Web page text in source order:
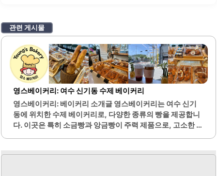
관련 게시물
영스베이커리: 여수 신기동 수제 베이커리
영스베이커리: 베이커리 소개글 영스베이커리는 여수 신기
동에 위치한 수제 베이커리로, 다양한 종류의 빵을 제공합니
다. 이곳은 특히 소금빵과 앙금빵이 주력 제품으로, 고소한 맛
빵을 즐길 수 있습니다.영스베이커리의 빵은 모두 수제로 만